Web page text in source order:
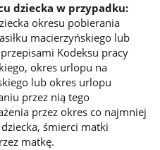
dziecka w przypadku:
okresu pobierania
macierzyńskiego lub
Kodeksu pracy
okres urlopu na
lub okres urlopu
przez nią tego
przez okres co najmniej
śmierci matki
matkę.